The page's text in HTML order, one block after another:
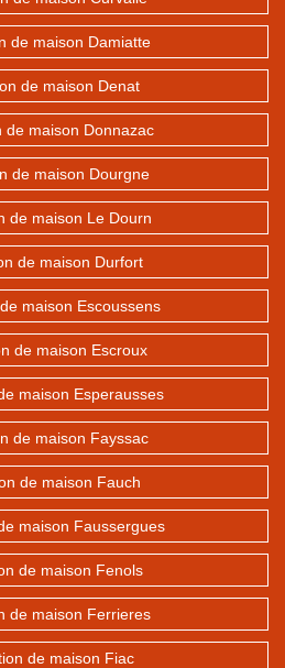
de maison Damiatte
de maison Denat
de maison Donnazac
de maison Dourgne
de maison Le Dourn
de maison Durfort
maison Escoussens
de maison Escroux
maison Esperausses
de maison Fayssac
de maison Fauch
maison Faussergues
de maison Fenols
de maison Ferrieres
de maison Fiac